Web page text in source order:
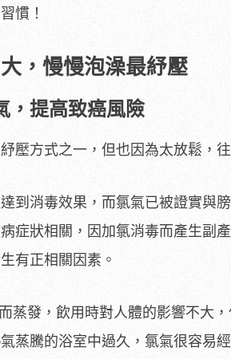
慣！
，慢慢泡澡最紓壓
，提高致癌風險
壓方式之一，但也因為太放鬆，
到消毒效果，而氯氣已被證實與
症狀相關，因加氯消毒而產生副
有正相關因素。
蒸發，飲用時對人體的影響不大
蒸騰的浴室中過久，氯氣很容易